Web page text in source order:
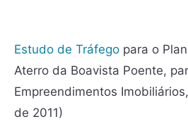
Estudo de Tráfego para o
Aterro da Boavista Poente,
Empreendimentos
de 2011)